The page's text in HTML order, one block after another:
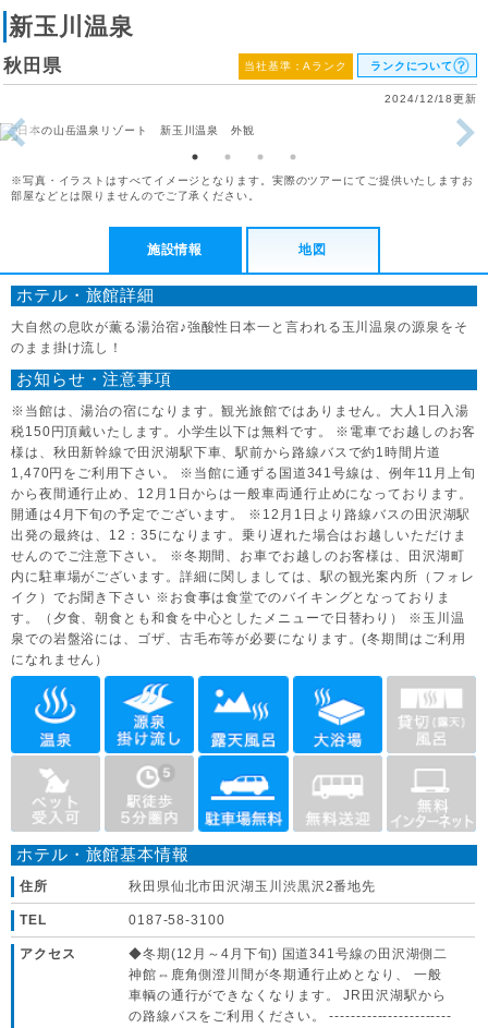
新玉川温泉
秋田県 当社基準：Aランク ランクについて
2024/12/18更新
※写真・イラストはすべてイメージとなります。実際のツアーにてご提供いたしますお
部屋などとは限りませんのでご了承ください。
施設情報 地図
ホテル・旅館詳細
大自然の息吹が薫る湯治宿♪強酸性日本一と言われる玉川温泉の源泉をそ
のまま掛け流し！
お知らせ・注意事項
※当館は、湯治の宿になります。観光旅館ではありません。大人1日入湯
税150円頂戴いたします。小学生以下は無料です。 ※電車でお越しのお客
様は、秋田新幹線で田沢湖駅下車、駅前から路線バスで約1時間片道
1,470円をご利用下さい。 ※当館に通ずる国道341号線は、例年11月上旬
から夜間通行止め、12月1日からは一般車両通行止めになっております。
開通は4月下旬の予定でございます。 ※12月1日より路線バスの田沢湖駅
出発の最終は、12：35になります。乗り遅れた場合はお越しいただけま
せんのでご注意下さい。 ※冬期間、お車でお越しのお客様は、田沢湖町
内に駐車場がございます。詳細に関しましては、駅の観光案内所（フォレ
イク）でお聞き下さい ※お食事は食堂でのバイキングとなっておりま
す。（夕食、朝食とも和食を中心としたメニューで日替わり） ※玉川温
泉での岩盤浴には、ゴザ、古毛布等が必要になります。(冬期間はご利用
になれません）
ホテル・旅館基本情報
住所 秋田県仙北市田沢湖玉川渋黒沢2番地先
TEL 0187-58-3100
アクセス
◆冬期(12月～4月下旬) 国道341号線の田沢湖側二
神館⇔鹿角側澄川間が冬期通行止めとなり、 一般
車輌の通行ができなくなります。 JR田沢湖駅から
の路線バスをご利用ください。 -----------------------